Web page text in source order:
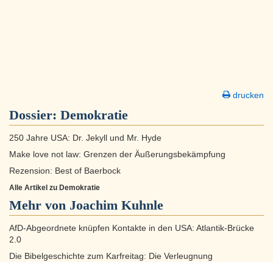
drucken
Dossier: Demokratie
250 Jahre USA: Dr. Jekyll und Mr. Hyde
Make love not law: Grenzen der Äußerungsbekämpfung
Rezension: Best of Baerbock
Alle Artikel zu Demokratie
Mehr von Joachim Kuhnle
AfD-Abgeordnete knüpfen Kontakte in den USA: Atlantik-Brücke
2.0
Die Bibelgeschichte zum Karfreitag: Die Verleugnung